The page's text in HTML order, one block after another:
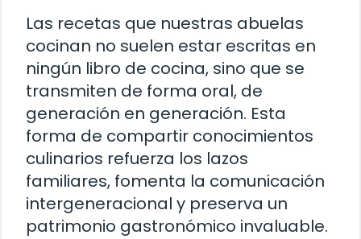
Las recetas que nuestras abuelas
cocinan no suelen estar escritas en
ningún libro de cocina, sino que se
transmiten de forma oral, de
generación en generación. Esta
forma de compartir conocimientos
culinarios refuerza los lazos
familiares, fomenta la comunicación
intergeneracional y preserva un
patrimonio gastronómico invaluable.